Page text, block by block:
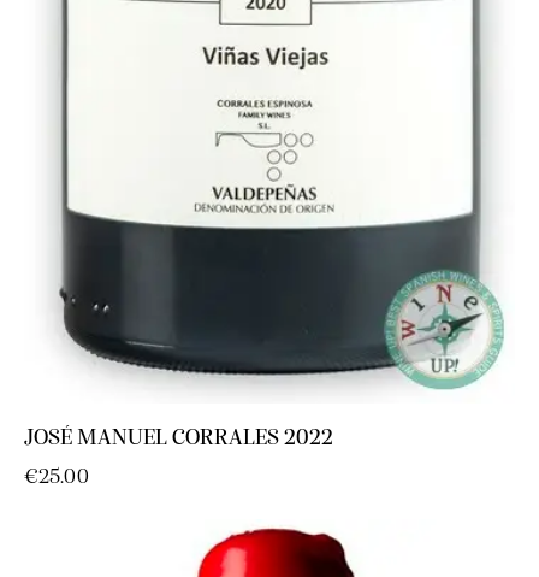
JOSÉ MANUEL CORRALES 2022
€25.00